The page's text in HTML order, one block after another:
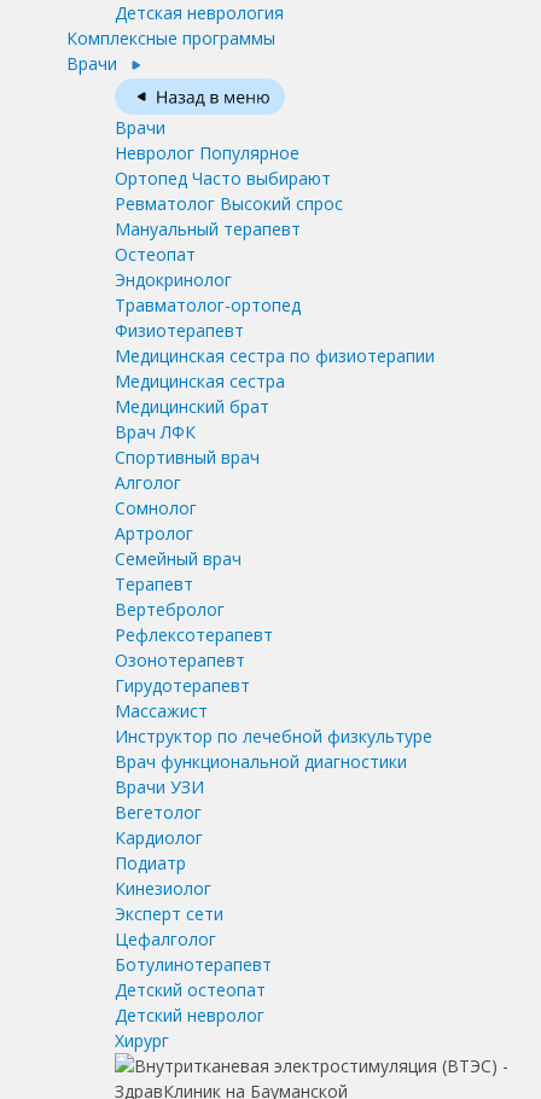
Детская неврология
Комплексные программы
Врачи
Врачи
Невролог Популярное
Ортопед Часто выбирают
Ревматолог Высокий спрос
Мануальный терапевт
Остеопат
Эндокринолог
Травматолог-ортопед
Физиотерапевт
Медицинская сестра по физиотерапии
Медицинская сестра
Медицинский брат
Врач ЛФК
Спортивный врач
Алголог
Сомнолог
Артролог
Семейный врач
Терапевт
Вертебролог
Рефлексотерапевт
Озонотерапевт
Гирудотерапевт
Массажист
Инструктор по лечебной физкультуре
Врач функциональной диагностики
Врачи УЗИ
Вегетолог
Кардиолог
Подиатр
Кинезиолог
Эксперт сети
Цефалголог
Ботулинотерапевт
Детский остеопат
Детский невролог
Хирург